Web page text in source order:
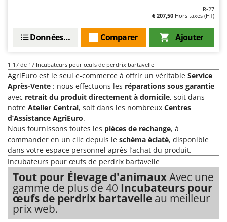
R-27
€ 207,50 Hors taxes (HT)
Ajouter
Comparer
Données techniques
1-17 de 17 Incubateurs pour œufs de perdrix bartavelle
AgriEuro est le seul e-commerce à offrir un véritable Service
Après-Vente : nous effectuons les réparations sous garantie
avec retrait du produit directement à domicile, soit dans
notre Atelier Central, soit dans les nombreux Centres
d’Assistance AgriEuro.
Nous fournissons toutes les pièces de rechange, à
commander en un clic depuis le schéma éclaté, disponible
dans votre espace personnel après l’achat du produit.
Incubateurs pour œufs de perdrix bartavelle
Tout pour Élevage d'animauxAvec une
gamme de plus de 40 Incubateurs pour
œufs de perdrix bartavelle au meilleur
prix web.